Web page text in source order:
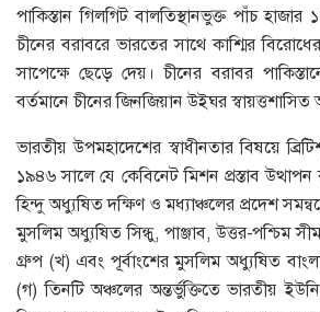
পাকিস্তান গিলগিট বালতিস্থানভুক্ত পাঁচ
চীনের বরাবরে ভারতের সাথে কাশ্মির
সাপেক্ষে ছেড়ে দেয়। চীনের বরাবর
বর্তমানে চীনের জিনজিয়ান উইঘর
ভারতীয় উপমহাদেশের স্বাধীনতার বিষয়ে
১৯৪৬ সালে যে কেবিনেট মিশন প্রস্তাব
হিন্দু অধ্যুষিত দক্ষিণ ও মধ্যাঞ্চলের প্রদেশ
মুসলিম অধ্যুষিত সিন্ধু, পাঞ্জাব, উত্তর-পশ্চিম
গ্রুপ (খ) এবং পূর্বাংশের মুসলিম অধ্যুষিত
(গ) তিনটি অঞ্চলের অন্তর্ভুক্তিতে ভারতীয়